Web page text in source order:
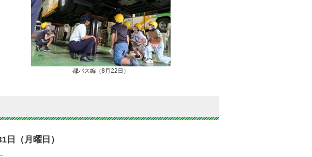
都バス編（8月22日）
（月曜日）